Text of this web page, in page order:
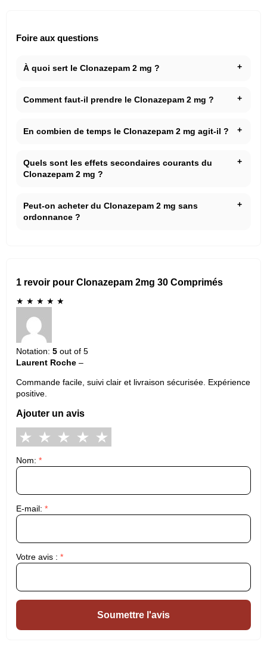
Foire aux questions
À quoi sert le Clonazepam 2 mg ?
Comment faut-il prendre le Clonazepam 2 mg ?
En combien de temps le Clonazepam 2 mg agit-il ?
Quels sont les effets secondaires courants du
Clonazepam 2 mg ?
Peut-on acheter du Clonazepam 2 mg sans
ordonnance ?
1 revoir pour Clonazepam 2mg 30 Comprimés
★ ★ ★ ★ ★
Notation: 5 out of 5
Laurent Roche –
Commande facile, suivi clair et livraison sécurisée. Expérience
positive.
Ajouter un avis
Nom: *
E-mail: *
Votre avis : *
Soumettre l'avis